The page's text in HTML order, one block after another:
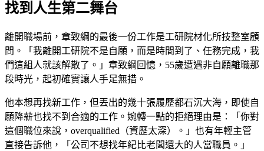
找到人生第二舞台
離開職場前，章致綱的最後一份工作是工研院材化所技整室顧
問。「我離開工研院不是自願，而是時間到了、任務完成，我
們這組人就該解散了。」章致綱回憶，55歲遭遇非自願離職那
段時光，起初確實讓人手足無措。
他本想再找新工作，但丟出的幾十張履歷都石沉大海，即使自
願降薪也找不到合適的工作。婉轉一點的拒絕理由是：「你對
這個職位來說，overqualified（資歷太深）。」也有年輕主管
直接告訴他，「公司不想找年紀比老闆還大的人當職員。」